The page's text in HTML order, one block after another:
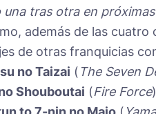
una tras otra en
además de las
de otras franquicias
no Taizai ( The Seven
Shouboutai (Fire Force